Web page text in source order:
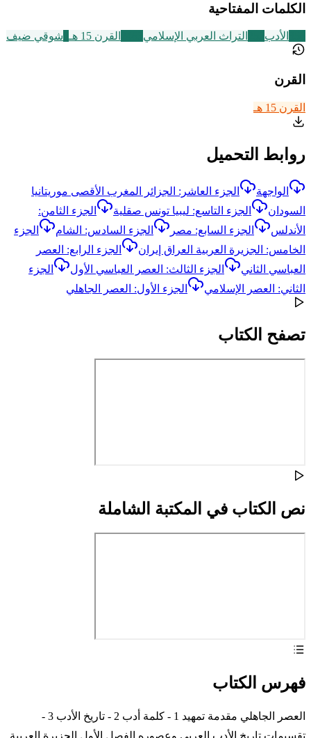
الكلمات المفتاحية
الأدب التراث العربي الإسلامي القرن 15 هـ شوقي ضيف
القرن
القرن 15 هـ
روابط التحميل
الواجهة
الجزء العاشر: الجزائر المغرب الأقصى موريتانيا
السودان
الجزء التاسع: ليبيا تونس صقلية
الجزء الثامن:
الأندلس
الجزء السابع: مصر الجزء السادس: الشام
الجزء
الخامس: الجزيرة العربية العراق إيران
الجزء الرابع: العصر
العباسي الثاني
الجزء الثالث: العصر العباسي الأول
الجزء
الثاني: العصر الإسلامي
الجزء الأول: العصر الجاهلي
تصفح الكتاب
نص الكتاب في المكتبة الشاملة
فهرس الكتاب
العصر الجاهلي مقدمة تمهيد 1 - كلمة أدب 2 - تاريخ الأدب 3 -
تقسيمات تاريخ الأدب العربى وعصوره الفصل الأول الجزيرة العربية